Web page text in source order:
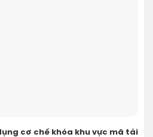
cơ chế khóa khu vực mã tải